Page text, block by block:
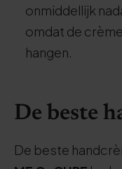
onmiddellijk
omdat de
hangen.
De beste
De beste